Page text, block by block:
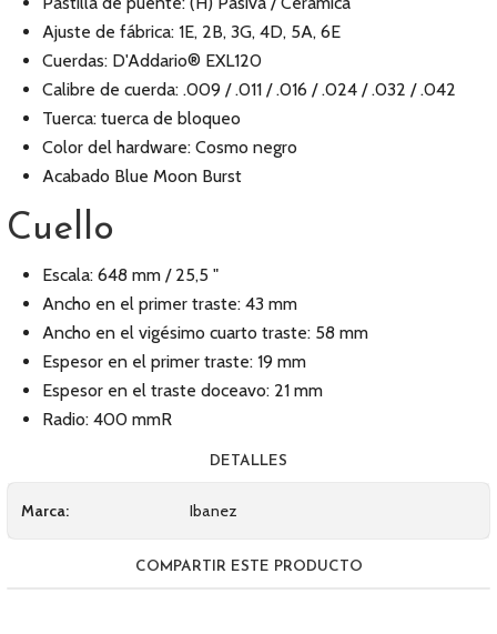
Ajuste de fábrica: 1E, 2B, 3G, 4D, 5A, 6E
Cuerdas: D'Addario® EXL120
Calibre de cuerda: .009 / .011 / .016 / .024 / .032 / .042
Tuerca: tuerca de bloqueo
Color del hardware: Cosmo negro
Acabado Blue Moon Burst
Cuello
Escala: 648 mm / 25,5 "
Ancho en el primer traste: 43 mm
Ancho en el vigésimo cuarto traste: 58 mm
Espesor en el primer traste: 19 mm
Espesor en el traste doceavo: 21 mm
Radio: 400 mmR
DETALLES
Marca: Ibanez
COMPARTIR ESTE PRODUCTO